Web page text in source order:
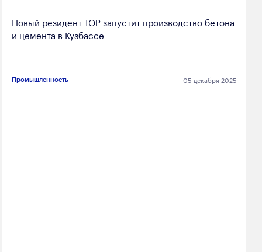
Новый резидент ТОР запустит производство бетона
и цемента в Кузбассе
Промышленность 05 декабря 2025